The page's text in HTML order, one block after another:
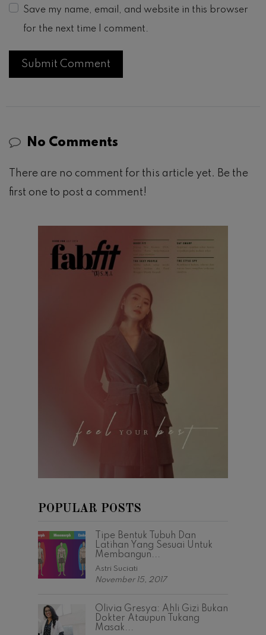
Save my name, email, and website in this browser
for the next time I comment.
No Comments
There are no comment for this article yet. Be the
first one to post a comment!
POPULAR POSTS
Tipe Bentuk Tubuh Dan
Latihan Yang Sesuai Untuk
Membangun...
Astri Suciati
November 15, 2017
Olivia Gresya: Ahli Gizi Bukan
Dokter Ataupun Tukang
Masak...